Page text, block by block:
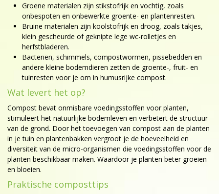
Groene materialen zijn stikstofrijk en vochtig, zoals
onbespoten en onbewerkte groente- en plantenresten.
Bruine materialen zijn koolstofrijk en droog, zoals takjes,
klein gescheurde of geknipte lege wc-rolletjes en
herfstbladeren.
Bacteriën, schimmels, compostwormen, pissebedden en
andere kleine bodemdieren zetten de groente-, fruit- en
tuinresten voor je om in humusrijke compost.
Wat levert het op?
Compost bevat onmisbare voedingsstoffen voor planten,
stimuleert het natuurlijke bodemleven en verbetert de structuur
van de grond. Door het toevoegen van compost aan de planten
in je tuin en plantenbakken vergroot je de hoeveelheid en
diversiteit van de micro-organismen die voedingsstoffen voor de
planten beschikbaar maken. Waardoor je planten beter groeien
en bloeien.
Praktische composttips